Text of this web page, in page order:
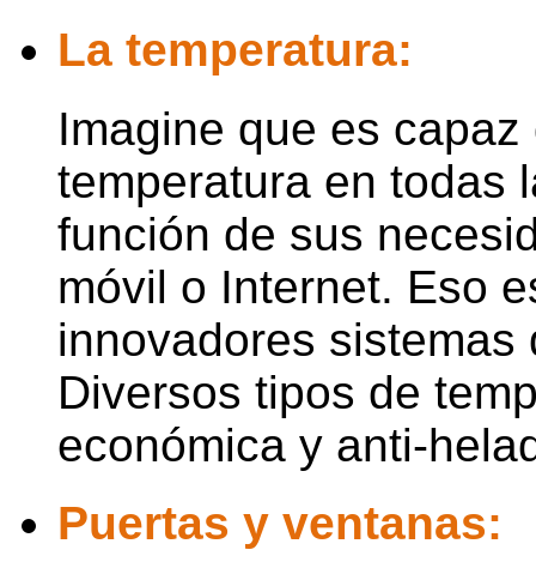
La temperatura:
Imagine que es
temperatura en todas
función de sus
móvil o Internet. Eso
innovadores
Diversos tipos de
económica y anti-
Puertas y ventanas: